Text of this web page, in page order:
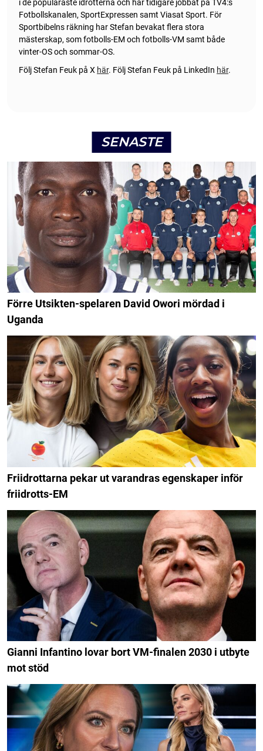
i de populäraste idrotterna och har tidigare jobbat på TV4:s
Fotbollskanalen, SportExpressen samt Viasat Sport. För
Sportbibelns räkning har Stefan bevakat flera stora
mästerskap, som fotbolls-EM och fotbolls-VM samt både
vinter-OS och sommar-OS.
Följ Stefan Feuk på X här. Följ Stefan Feuk på LinkedIn här.
SENASTE
Förre Utsikten-spelaren David Owori mördad i
Uganda
Friidrottarna pekar ut varandras egenskaper inför
friidrotts-EM
Gianni Infantino lovar bort VM-finalen 2030 i utbyte
mot stöd